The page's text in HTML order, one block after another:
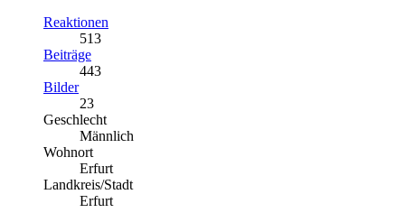
Reaktionen
513
Beiträge
443
Bilder
23
Geschlecht
Männlich
Wohnort
Erfurt
Landkreis/Stadt
Erfurt